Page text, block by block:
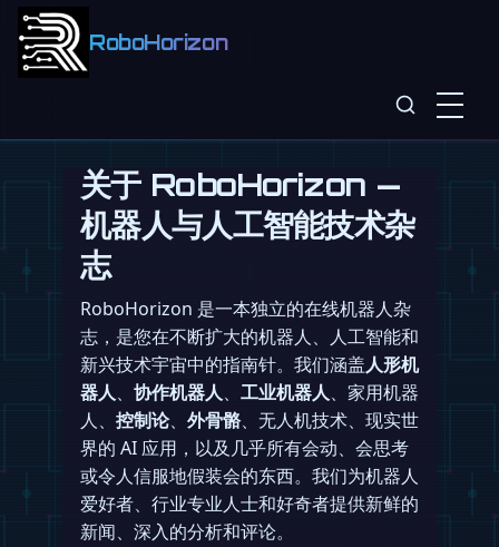
RoboHorizon
关于 RoboHorizon —
机器人与人工智能技术杂
志
RoboHorizon 是一本独立的在线机器人杂
志，是您在不断扩大的机器人、人工智能和
新兴技术宇宙中的指南针。我们涵盖人形机
器人、 协作机器人、 工业机器人、家用机器
人、 控制论、 外骨骼、无人机技术、现实世
界的 AI 应用，以及几乎所有会动、会思考
或令人信服地假装会的东西。我们为机器人
爱好者、行业专业人士和好奇者提供新鲜的
新闻、深入的分析和评论。